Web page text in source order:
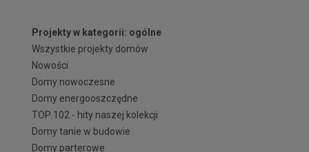
Projekty w kategorii: ogólne
Wszystkie projekty domów
Nowości
Domy nowoczesne
Domy energooszczędne
TOP 102 - hity naszej kolekcji
Domy tanie w budowie
Domy parterowe